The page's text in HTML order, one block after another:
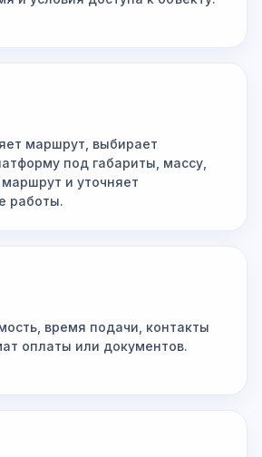
маршрут, выбирает
под габариты, массу,
и уточняет
работы.
время подачи, контакты
оплаты или документов.